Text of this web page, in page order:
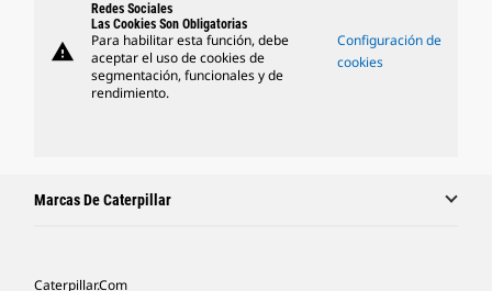
warning
Redes Sociales
Las Cookies Son Obligatorias
Para habilitar esta función, debe
aceptar el uso de cookies de
segmentación, funcionales y de
rendimiento.
Configuración de
cookies
Marcas De Caterpillar
Caterpillar.com